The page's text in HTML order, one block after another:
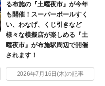
る布施の『土曜夜市』が今年
も開催！スーパーボールすく
い、わなげ、くじ引きなど
様々な模擬店が楽しめる『土
曜夜市』が布施駅周辺で開催
されます！
2026年7月16日(木)の記事